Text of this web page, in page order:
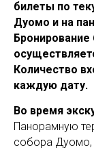
билеты по
Дуомо и на
Количество
каждую дату.
Во время
Панорамную
собора